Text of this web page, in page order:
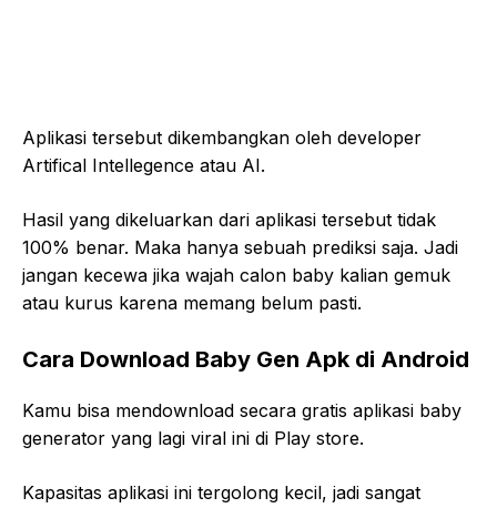
Aplikasi tersebut dikembangkan oleh developer
Artifical Intellegence atau AI.
Hasil yang dikeluarkan dari aplikasi tersebut tidak
100% benar. Maka hanya sebuah prediksi saja. Jadi
jangan kecewa jika wajah calon baby kalian gemuk
atau kurus karena memang belum pasti.
Cara Download Baby Gen Apk di Android
Kamu bisa mendownload secara gratis aplikasi baby
generator yang lagi viral ini di Play store.
Kapasitas aplikasi ini tergolong kecil, jadi sangat